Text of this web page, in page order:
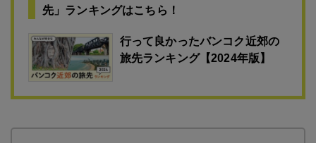
先」ランキングはこちら！
行って良かったバンコク近郊の
旅先ランキング【2024年版】